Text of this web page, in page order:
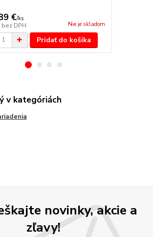
€/ks
bez DPH Nie je skladom
Pridať do košíka
v kategóriách
novinky, akcie a
zľavy!